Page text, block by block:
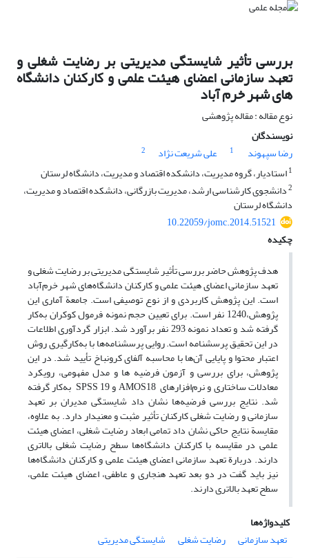
بررسی تأثیر شایستگی مدیریتی بر رضایت شغلی و
تعهد سازمانی اعضای هیئت علمی و کارکنان دانشگاه‌
های شهر خرم آباد
نوع مقاله : مقاله پژوهشی
نویسندگان
رضا سپهوند
1 علی شریعت نژاد
2
1استادیار، گروه مدیریت، دانشکده اقتصاد و مدیریت، دانشگاه لرستان
2دانشجوی کارشناسی ارشد، مدیریت بازرگانی، دانشکده اقتصاد و مدیریت،
دانشگاه لرستان
10.22059/jomc.2014.51521
چکیده
هدف پژوهش حاضر بررسی تأثیر شایستگی مدیریتی بر رضایت شغلی و
تعهد سازمانی اعضای هیئت علمی و کارکنان دانشگاه‌های شهر خرم‌آباد
است. این پژوهش کاربردی و از نوع توصیفی است. جامعة آماری این
پژوهش،1240 نفر است. برای تعیین حجم نمونه فرمول کوکران به‌کار
گرفته شد و تعداد نمونه 293 نفر برآورد شد. ابزار گردآوری اطلاعات
در این تحقیق پرسشنامه است. روایی پرسشنامه‌ها با به‌کارگیری روش
اعتبار محتوا و پایایی آن‌ها با محاسبه آلفای کرونباخ تأیید شد. در این
پژوهش، برای بررسی و آزمون فرضیه­ ها و مدل مفهومی، رویکرد
معادلات ساختاری و نرم‌افزارهای AMOS18 و SPSS 19 به‌کار گرفته
شد. نتایج بررسی فرضیه‌ها نشان داد شایستگی مدیران بر تعهد
سازمانی و رضایت شغلی کارکنان تأثیر مثبت و معنی­دار دارد. به علاوه،
مقایسة نتایج حاکی نشان داد تمامی ابعاد رضایت شغلی، اعضای هیئت
علمی در مقایسه با کارکنان دانشگاه‌ها سطح رضایت شغلی بالاتری
دارند. دربارة تعهد سازمانی اعضای هیئت علمی و کارکنان دانشگاه‌ها
نیز باید گفت در دو بعد تعهد هنجاری و عاطفی، اعضای هیئت علمی،
سطح تعهد بالاتری دارند.
کلیدواژه‌ها
تعهد سازمانی
رضایت شغلی شایستگی مدیریتی